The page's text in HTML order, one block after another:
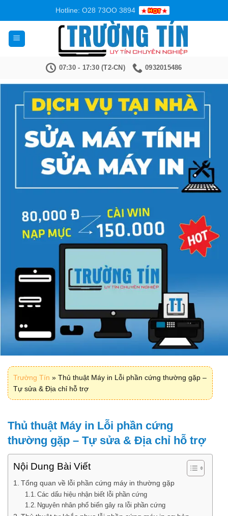
nội
dung
Hotline: O28 73OO 3894
07:30 - 17:30 (T2-CN) 0932015486
Trường Tín » Thủ thuật Máy in Lỗi phần cứng thường gặp –
Tự sửa & Địa chỉ hỗ trợ
Thủ thuật Máy in Lỗi phần cứng
thường gặp – Tự sửa & Địa chỉ hỗ trợ
Nội Dung Bài Viết
Tổng quan về lỗi phần cứng máy in thường gặp
Các dấu hiệu nhận biết lỗi phần cứng
Nguyên nhân phổ biến gây ra lỗi phần cứng